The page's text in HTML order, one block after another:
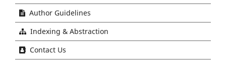
Author Guidelines
Indexing & Abstraction
Contact Us